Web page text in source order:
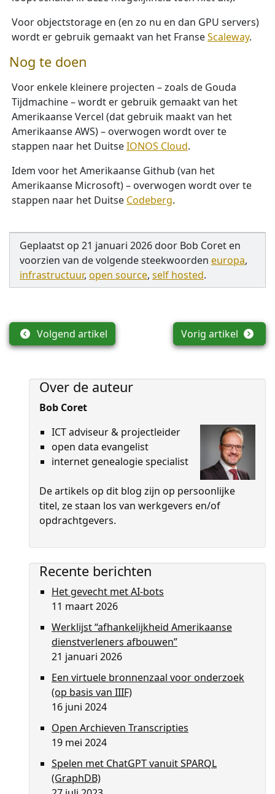
Voor objectstorage en (en zo nu en dan GPU servers)
wordt er gebruik gemaakt van het FranseScaleway.
Nog te doen
Voor enkele kleinere projecten – zoals de Gouda
Tijdmachine – wordt er gebruik gemaakt van het
Amerikaanse Vercel (dat gebruik maakt van het
Amerikaanse AWS) – overwogen wordt over te
stappen naar het DuitseIONOS Cloud.
Idem voor het Amerikaanse Github (van het
Amerikaanse Microsoft) – overwogen wordt over te
stappen naar het Duitse Codeberg.
Geplaatst op 21 januari 2026door Bob Coret en
voorzien van de volgende steekwoorden europa,
infrastructuur, open source, self hosted.
Vorig artikel
Volgend artikel
Over de auteur
Bob Coret
ICT adviseur & projectleider
open data evangelist
internet genealogie specialist
De artikels op dit blog zijn op persoon­lijke
titel, ze staan los van werkgevers en/of
opdrachtgevers.
Recente berichten
Het gevecht met AI-bots
11 maart 2026
Werklijst “afhankelijkheid Amerikaanse
dienstverleners afbouwen”
21 januari 2026
Een virtuele bronnenzaal voor onderzoek
(op basis van IIIF)
16 juni 2024
Open Archieven Transcripties
19 mei 2024
Spelen met ChatGPT vanuit SPARQL
(GraphDB)